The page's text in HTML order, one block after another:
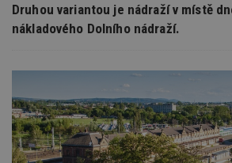
Druhou variantou je nádraží v místě
nákladového Dolního nádraží.